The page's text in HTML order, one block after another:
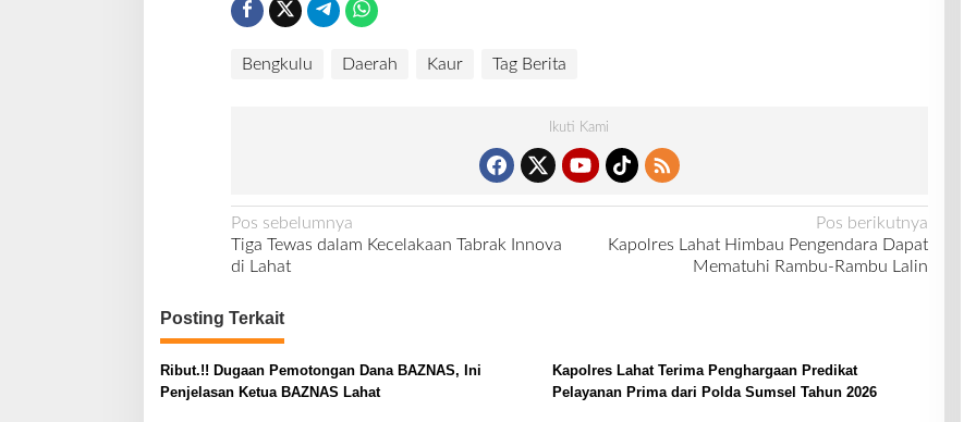
Bengkulu Daerah Kaur Tag Berita
Ikuti Kami
N
a
i
g
a
Pos sebelumnya
Tiga Tewas dalam Kecelakaan Tabrak Innova
di Lahat
Pos berikutnya
Kapolres Lahat Himbau Pengendara Dapat
Mematuhi Rambu-Rambu Lalin
Posting Terkait
Ribut.!! Dugaan Pemotongan Dana BAZNAS, Ini
Penjelasan Ketua BAZNAS Lahat
Kapolres Lahat Terima Penghargaan Predikat
Pelayanan Prima dari Polda Sumsel Tahun 2026